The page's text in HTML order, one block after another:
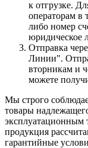
к отгрузке.
операторам в
либо номер
юридическое
Отправка
Линии".
вторникам и
можете
Мы строго
товары
эксплуатационным
продукция
гарантийные